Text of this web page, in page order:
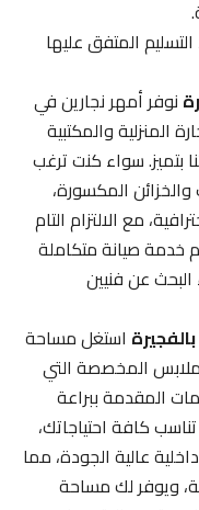
المتفق عليها
أمهر نجارين في
والمكتبية
سواء كنت ترغب
المكسورة،
مع الالتزام التام
صيانة متكاملة
عن فنيين
استغل مساحة
المخصصة التي
ببراعة
كافة احتياجاتك،
عالية الجودة، مما
لك مساحة